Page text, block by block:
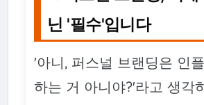
닌 '필수'입니다
'아니, 퍼스널 브랜딩은 인
하는 거 아니야?'라고 생각